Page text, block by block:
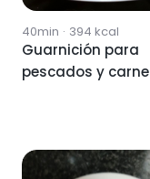
40min · 394 kcal
Guarnición para
pescados y carne